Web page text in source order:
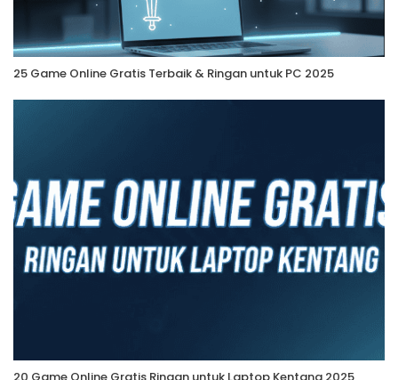
25 Game Online Gratis Terbaik & Ringan untuk PC 2025